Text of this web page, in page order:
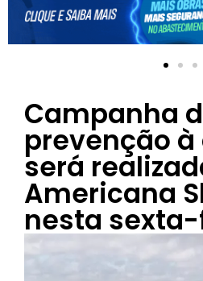
Campanha
prevenção
será
Americana
nesta